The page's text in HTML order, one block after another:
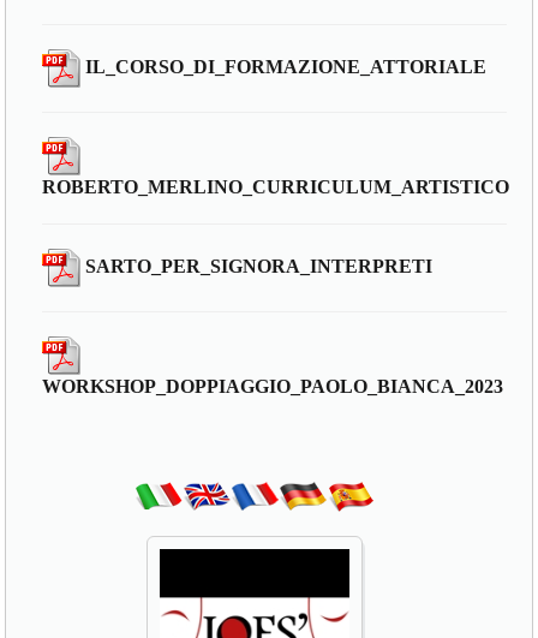
IL_CORSO_DI_FORMAZIONE_ATTORIALE
ROBERTO_MERLINO_CURRICULUM_ARTISTICO
SARTO_PER_SIGNORA_INTERPRETI
WORKSHOP_DOPPIAGGIO_PAOLO_BIANCA_2023